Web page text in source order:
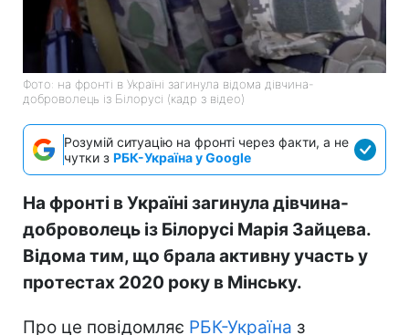
Фото: на фронті в Україні загинула відома дівчина-
доброволець із Білорусі (кадр з відео)
Розумій ситуацію на фронті через факти, а не
чутки з РБК-Україна у Google
На фронті в Україні загинула дівчина-
доброволець із Білорусі Марія Зайцева.
Відома тим, що брала активну участь у
протестах 2020 року в Мінську.
Про це повідомляє РБК-Україна з